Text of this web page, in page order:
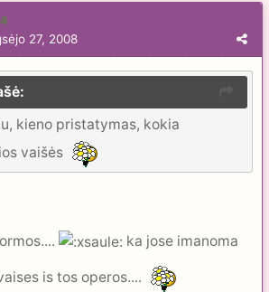
4
27, 2008
kieno pristatymas, kokia
vaišės
ka jose imanoma
is tos operos....